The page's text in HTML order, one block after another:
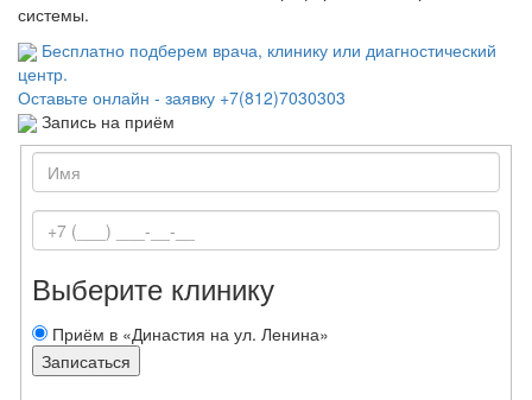
системы.
Бесплатно подберем врача, клинику или диагностический
центр.
Оставьте онлайн - заявку +7(812)7030303
Запись на приём
Выберите клинику
Приём в «Династия на ул. Ленина»